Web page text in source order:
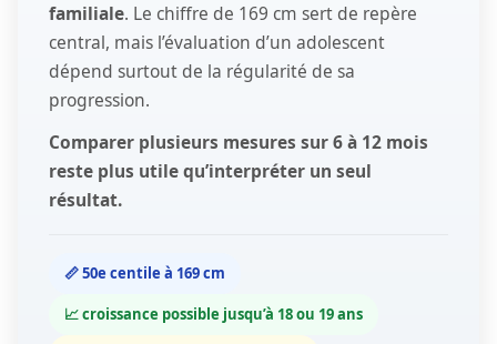
familiale. Le chiffre de 169 cm sert de repère
central, mais l’évaluation d’un adolescent
dépend surtout de la régularité de sa
progression.
Comparer plusieurs mesures sur 6 à 12 mois
reste plus utile qu’interpréter un seul
résultat.
📏 50e centile à 169 cm
📈 croissance possible jusqu’à 18 ou 19 ans